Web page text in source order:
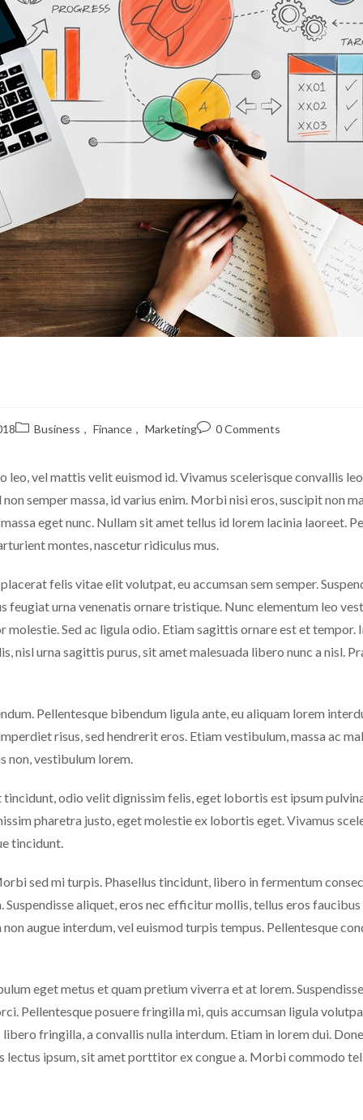
Business , Finance , Marketing 0 Comments
leo, vel mattis velit euismod id. Vivamus scelerisque convallis
semper massa, id varius enim. Morbi nisi eros, suscipit non
eget nunc. Nullam sit amet tellus id lorem lacinia laoreet.
montes, nascetur ridiculus mus.
felis vitae elit volutpat, eu accumsan sem semper.
feugiat urna venenatis ornare tristique. Nunc elementum leo
Sed ac ligula odio. Etiam sagittis ornare est et tempor.
nisl urna sagittis purus, sit amet malesuada libero nunc a nisl.
Pellentesque bibendum ligula ante, eu aliquam lorem
risus, sed hendrerit eros. Etiam vestibulum, massa ac
non, vestibulum lorem.
odio velit dignissim felis, eget lobortis est ipsum
pharetra justo, eget molestie ex lobortis eget. Vivamus
tincidunt.
sed mi turpis. Phasellus tincidunt, libero in fermentum
aliquet, eros nec efficitur mollis, tellus eros
augue interdum, vel euismod turpis tempus. Pellentesque
eget metus et quam pretium viverra et at lorem.
Pellentesque posuere fringilla mi, quis accumsan ligula
fringilla, a convallis nulla interdum. Etiam in lorem dui.
ipsum, sit amet porttitor ex congue a. Morbi commodo